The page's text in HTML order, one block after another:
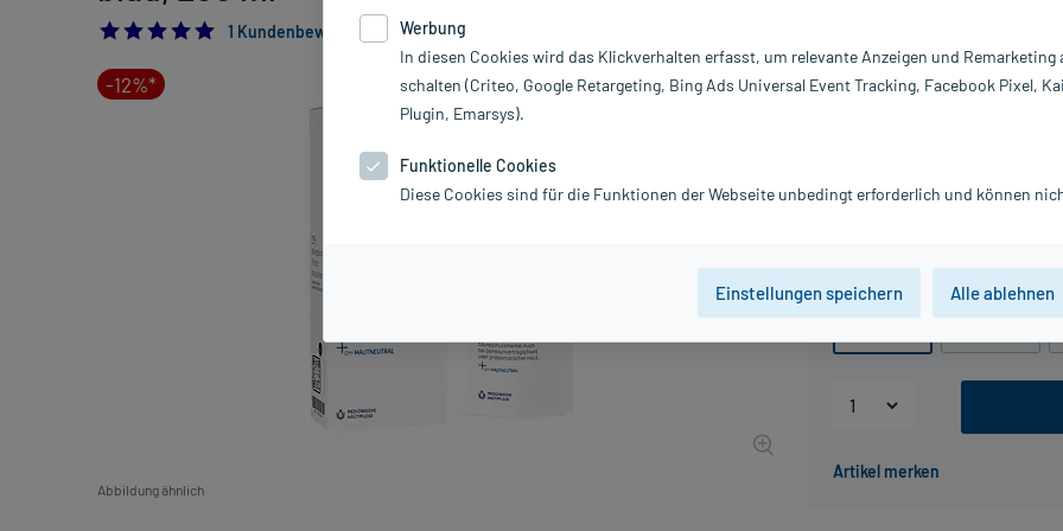
5.0
1 Kundenbewertung*
-12%*
Abbildung ähnlich
inkl. MwSt. zzgl. Versandkosten
Packungseinheit
PZN:
Hersteller:
Werbung
In diesen Cookies wird das Klickverhalten erfasst, um relevante Anzeigen und Remarketing
schalten (Criteo, Google Retargeting, Bing Ads Universal Event Tracking, Facebook Pixel,
Plugin, Emarsys).
Funktionelle Cookies
Diese Cookies sind für die Funktionen der Webseite unbedingt erforderlich und können
Einstellungen speichern Alle ablehnen